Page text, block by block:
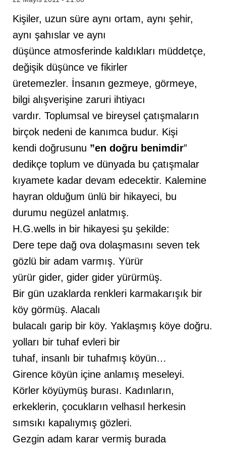
Kişiler, uzun süre aynı ortam, aynı şehir,
aynı şahıslar ve aynı
düşünce atmosferinde kaldıkları müddetçe,
değişik düşünce ve fikirler
üretemezler. İnsanın gezmeye, görmeye,
bilgi alışverişine zaruri ihtiyacı
vardır. Toplumsal ve bireysel çatışmaların
birçok nedeni de kanımca budur. Kişi
kendi doğrusunu ”en doğru benimdir”
dedikçe toplum ve dünyada bu çatışmalar
kıyamete kadar devam edecektir. Kalemine
hayran olduğum ünlü bir hikayeci, bu
durumu negüzel anlatmış.
H.G.wells in bir hikayesi şu şekilde:
Dere tepe dağ ova dolaşmasını seven tek
gözlü bir adam varmış. Yürür
yürür gider, gider gider yürürmüş.
Bir gün uzaklarda renkleri karmakarışık bir
köy görmüş. Alacalı
bulacalı garip bir köy. Yaklaşmış köye doğru.
yolları bir tuhaf evleri bir
tuhaf, insanlı bir tuhafmış köyün…
Girence köyün içine anlamış meseleyi.
Körler köyüymüş burası. Kadınların,
erkeklerin, çocukların velhasıl herkesin
sımsıkı kapalıymış gözleri.
Gezgin adam karar vermiş burada